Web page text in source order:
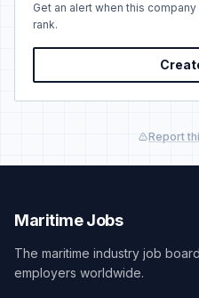
Get an alert when this
rank.
Report
Maritime Jobs
The maritime industry job
employers worldwide.